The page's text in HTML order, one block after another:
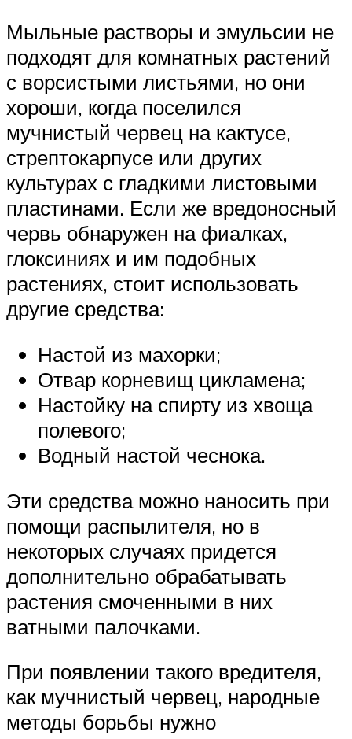
Мыльные растворы и эмульсии не
подходят для комнатных растений
с ворсистыми листьями, но они
хороши, когда поселился
мучнистый червец на кактусе,
стрептокарпусе или других
культурах с гладкими листовыми
пластинами. Если же вредоносный
червь обнаружен на фиалках,
глоксиниях и им подобных
растениях, стоит использовать
другие средства:
Настой из махорки;
Отвар корневищ цикламена;
Настойку на спирту из хвоща
полевого;
Водный настой чеснока.
Эти средства можно наносить при
помощи распылителя, но в
некоторых случаях придется
дополнительно обрабатывать
растения смоченными в них
ватными палочками.
При появлении такого вредителя,
как мучнистый червец, народные
методы борьбы нужно